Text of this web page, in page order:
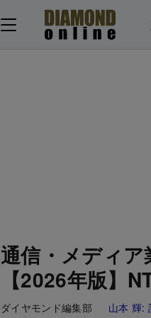
通信・メディ
【2026年版】
ダイヤモンド編集部 山本 輝: